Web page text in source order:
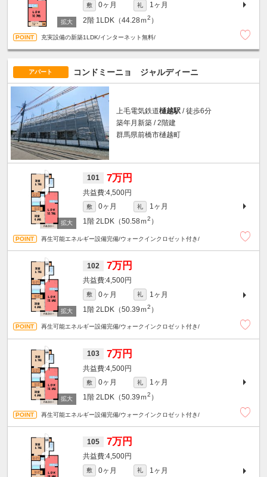
敷 0ヶ月 礼
1ヶ月
2階 1LDK（44.28ｍ2 ）
充実設備の新築1LDK/インターネット無料/
アパート コンドミーニョ ジャルディーニ
上毛電気鉄道樋越駅 / 徒歩6分
築年月新築 / 2階建
群馬県前橋市樋越町
101 7万円
4,500円
敷 0ヶ月 礼
1ヶ月
1階 2LDK（50.58ｍ2 ）
再生可能エネルギー設備完備/ウォークインクロゼット付き/
102 7万円
4,500円
敷 0ヶ月 礼
1ヶ月
1階 2LDK（50.39ｍ2 ）
再生可能エネルギー設備完備/ウォークインクロゼット付き/
103 7万円
4,500円
敷 0ヶ月 礼
1ヶ月
1階 2LDK（50.39ｍ2 ）
再生可能エネルギー設備完備/ウォークインクロゼット付き/
105 7万円
4,500円
敷 0ヶ月 礼
1ヶ月